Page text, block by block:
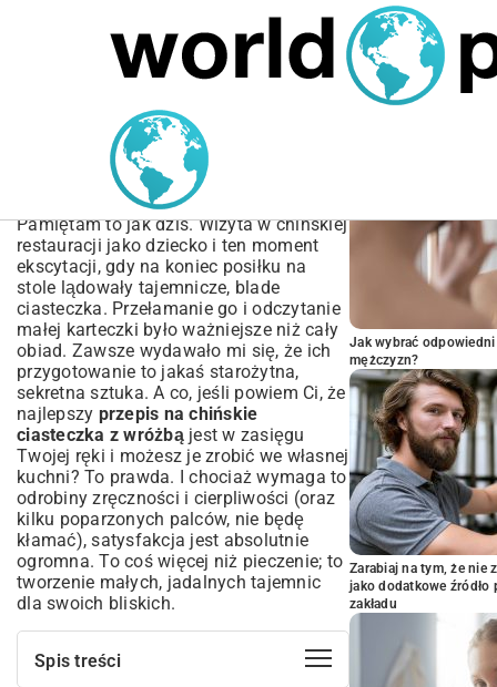
MARIUSZ ŁAMAGA 05.10.2025
Przepis na Chińskie
Ciasteczka z Wróżbą –
Zrób Je Sam!
Pamiętam to jak dziś. Wizyta w chińskiej
restauracji jako dziecko i ten moment
ekscytacji, gdy na koniec posiłku na
stole lądowały tajemnicze, blade
ciasteczka. Przełamanie go i odczytanie
małej karteczki było ważniejsze niż cały
obiad. Zawsze wydawało mi się, że ich
przygotowanie to jakaś starożytna,
sekretna sztuka. A co, jeśli powiem Ci, że
najlepszy przepis na chińskie
ciasteczka z wróżbąjest w zasięgu
Twojej ręki i możesz je zrobić we własnej
kuchni? To prawda. I chociaż wymaga to
odrobiny zręczności i cierpliwości (oraz
kilku poparzonych palców, nie będę
kłamać), satysfakcja jest absolutnie
ogromna. To coś więcej niż pieczenie; to
tworzenie małych, jadalnych tajemnic
dla swoich bliskich.
Spis treści
Jak wybrać
mężczyzn?
Zarabiaj na tym, że nie
jako dodatkowe
zakładu